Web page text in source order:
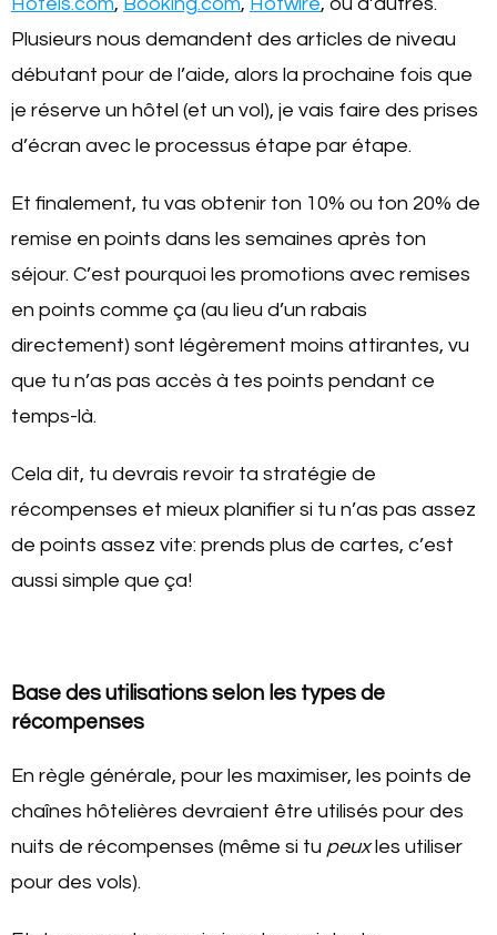
Plusieurs nous demandent des articles de niveau
débutant pour de l’aide, alors la prochaine fois que
je réserve un hôtel (et un vol), je vais faire des prises
d’écran avec le processus étape par étape.
Et finalement, tu vas obtenir ton 10% ou ton 20% de
remise en points dans les semaines après ton
séjour. C’est pourquoi les promotions avec remises
en points comme ça (au lieu d’un rabais
directement) sont légèrement moins attirantes, vu
que tu n’as pas accès à tes points pendant ce
temps-là.
Cela dit, tu devrais revoir ta stratégie de
récompenses et mieux planifier si tu n’as pas assez
de points assez vite: prends plus de cartes, c’est
aussi simple que ça!
Base des utilisations selon les types de
récompenses
En règle générale, pour les maximiser, les points de
chaînes hôtelières devraient être utilisés pour des
nuits de récompenses (même si tu peuxles utiliser
pour des vols).